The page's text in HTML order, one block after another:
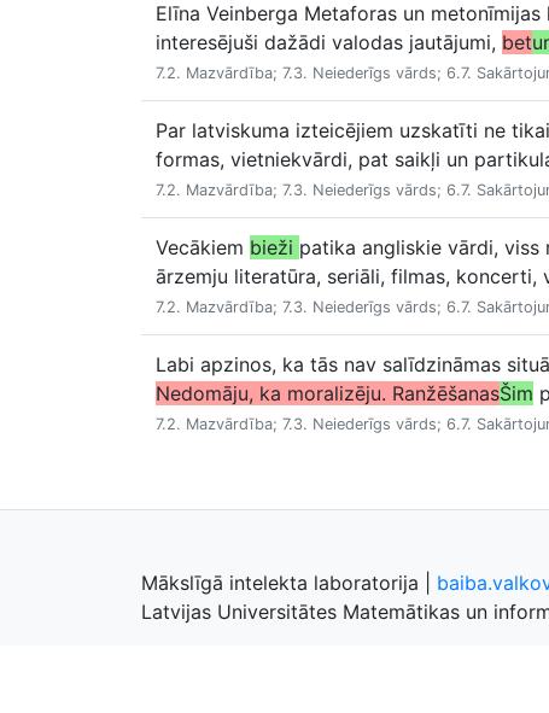
Elīna Veinberga Metaforas un
interesējuši dažādi valodas jautājumi, bet
7.2. Mazvārdība; 7.3. Neiederīgs vārds; 6.7.
Par latviskuma izteicējiem uzskatīti ne
formas, vietniekvārdi, pat saikļi un
7.2. Mazvārdība; 7.3. Neiederīgs vārds; 6.7.
Vecākiem bieži patika angliskie vārdi,
ārzemju literatūra, seriāli, filmas, koncerti,
7.2. Mazvārdība; 7.3. Neiederīgs vārds; 6.7.
Labi apzinos, ka tās nav salīdzināmas
Nedomāju, ka moralizēju. RanžēšanasŠim
7.2. Mazvārdība; 7.3. Neiederīgs vārds; 6.7.
Mākslīgā intelekta laboratorija
Latvijas Universitātes Matemātikas un